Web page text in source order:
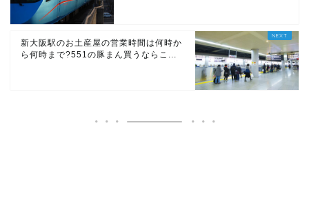
新大阪駅のお土産屋の営業時間は何時か
ら何時まで?551の豚まん買うならこ...